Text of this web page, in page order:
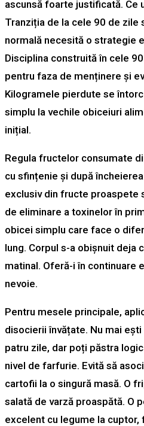
ascunsă foarte justificată. Ce
Tranziția de la cele 90 de zile
normală necesită o strategie
Disciplina construită în cele
pentru faza de menținere și
Kilogramele pierdute se
simplu la vechile obiceiuri
inițial.
Regula fructelor consumate
cu sfințenie și după
exclusiv din fructe proaspete
de eliminare a toxinelor în
obicei simplu care face o
lung. Corpul s-a obișnuit deja
matinal. Oferă-i în continuare
nevoie.
Pentru mesele principale,
disocierii învățate. Nu mai
patru zile, dar poți păstra
nivel de farfurie. Evită să
cartofii la o singură masă. O
salată de varză proaspătă. O
excelent cu legume la cuptor,